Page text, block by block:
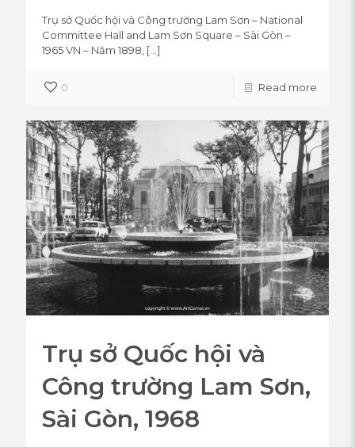
Trụ sở Quốc hội và Công trường Lam Sơn – National
Committee Hall and Lam Sơn Square – Sài Gòn –
1965 VN – Năm 1898, […]
0 Read more
Trụ sở Quốc hội và
Công trường Lam Sơn,
Sài Gòn, 1968